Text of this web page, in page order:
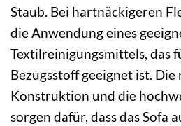
Staub. Bei hartnäckigeren
die Anwendung eines
Textilreinigungsmittels, das
Bezugsstoff geeignet ist. Die
Konstruktion und die
sorgen dafür, dass das Sofa